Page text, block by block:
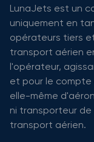
LunaJets est un
uniquement en
opérateurs tiers
transport aérien
l'opérateur,
et pour le compte
elle-même
ni transporteur
transport aérien.